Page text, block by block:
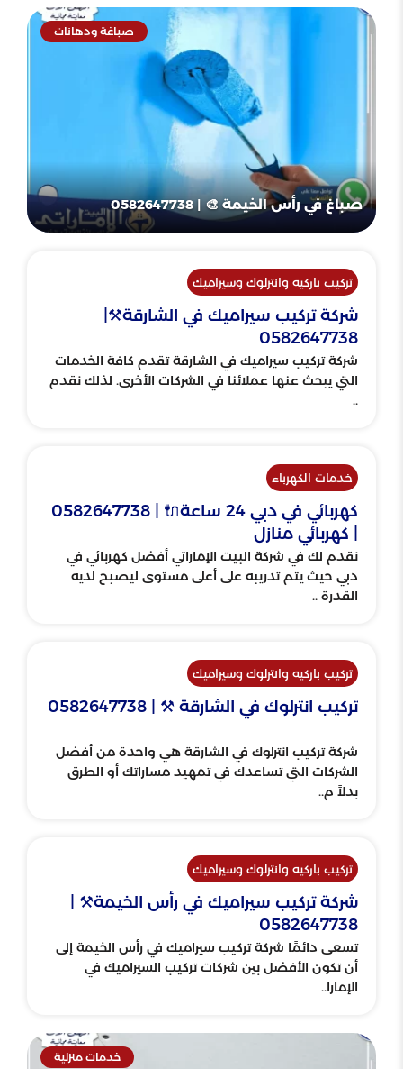
صباغة ودهانات
صباغ في رأس الخيمة 🎨 | 0582647738
تركيب باركيه وانترلوك وسيراميك
شركة تركيب سيراميك في الشارقة⚒️|
0582647738
شركة تركيب سيراميك في الشارقة تقدم كافة الخدمات
التي يبحث عنها عملائنا في الشركات الأخرى. لذلك نقدم
..
خدمات الكهرباء
كهربائي في دبي 24 ساعة🔌 | 0582647738
| كهربائي منازل
نقدم لك في شركة البيت الإماراتي أفضل كهربائي في
دبي حيث يتم تدريبه على أعلى مستوى ليصبح لديه
القدرة ..
تركيب باركيه وانترلوك وسيراميك
تركيب انترلوك في الشارقة ⚒ | 0582647738
شركة تركيب انترلوك في الشارقة هي واحدة من أفضل
الشركات التي تساعدك في تمهيد مساراتك أو الطرق
بدلاً م..
تركيب باركيه وانترلوك وسيراميك
شركة تركيب سيراميك في رأس الخيمة⚒️ |
0582647738
تسعى دائمًا شركة تركيب سيراميك في رأس الخيمة إلى
أن تكون الأفضل بين شركات تركيب السيراميك في
الإمارا..
خدمات منزلية